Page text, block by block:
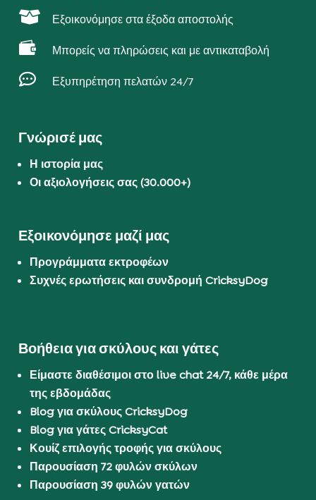
 Εξοικονόμησε στα έξοδα αποστολής
 Μπορείς να πληρώσεις και με αντικαταβολή
 Εξυπηρέτηση πελατών 24/7
Γνώρισέ μας
Η ιστορία μας
Οι αξιολογήσεις σας (30.000+)
Εξοικονόμησε μαζί μας
Προγράμματα εκτροφέων
Συχνές ερωτήσεις και συνδρομή CricksyDog
Βοήθεια για σκύλους και γάτες
Είμαστε διαθέσιμοι στο live chat 24/7, κάθε μέρα
της εβδομάδας
Blog για σκύλους CricksyDog
Blog για γάτες CricksyCat
Κουίζ επιλογής τροφής για σκύλους
Παρουσίαση 72 φυλών σκύλων
Παρουσίαση 39 φυλών γατών